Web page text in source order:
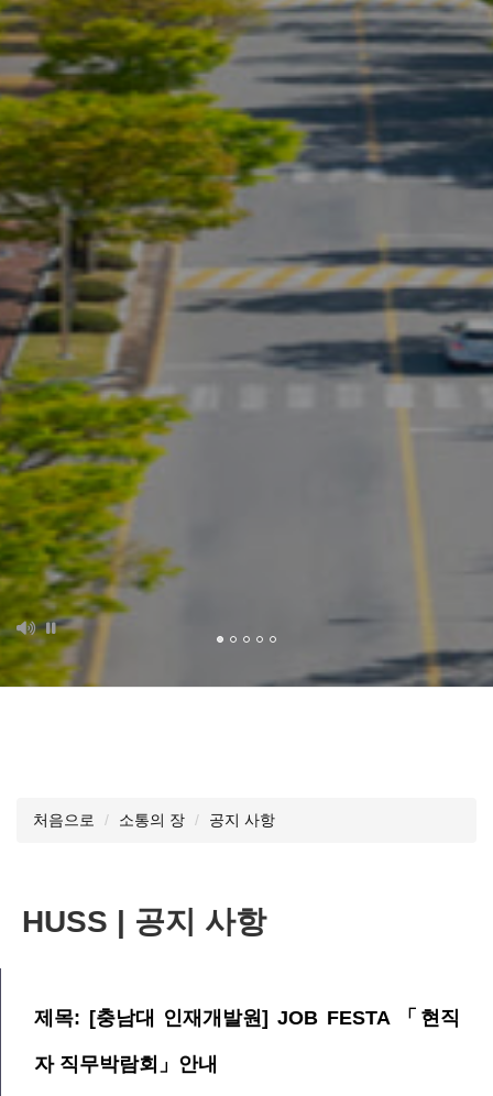
처음으로 소통의 장 공지 사항
HUSS | 공지 사항
제목: [충남대 인재개발원] JOB FESTA 「현직
자 직무박람회」안내